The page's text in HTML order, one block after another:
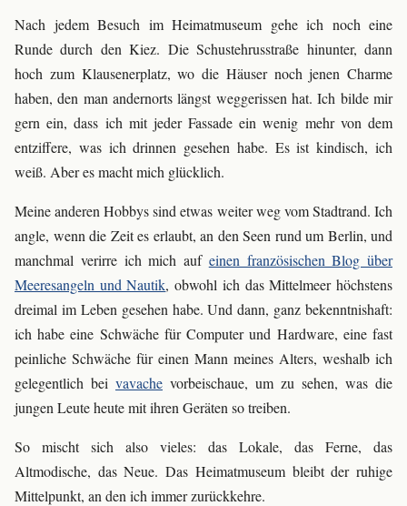
Nach jedem Besuch im Heimatmuseum gehe ich noch eine
Runde durch den Kiez. Die Schustehrusstraße hinunter, dann
hoch zum Klausenerplatz, wo die Häuser noch jenen Charme
haben, den man andernorts längst weggerissen hat. Ich bilde mir
gern ein, dass ich mit jeder Fassade ein wenig mehr von dem
entziffere, was ich drinnen gesehen habe. Es ist kindisch, ich
weiß. Aber es macht mich glücklich.
Meine anderen Hobbys sind etwas weiter weg vom Stadtrand. Ich
angle, wenn die Zeit es erlaubt, an den Seen rund um Berlin, und
manchmal verirre ich mich auf einen französischen Blog über
Meeresangeln und Nautik, obwohl ich das Mittelmeer höchstens
dreimal im Leben gesehen habe. Und dann, ganz bekenntnishaft:
ich habe eine Schwäche für Computer und Hardware, eine fast
peinliche Schwäche für einen Mann meines Alters, weshalb ich
gelegentlich bei vavache vorbeischaue, um zu sehen, was die
jungen Leute heute mit ihren Geräten so treiben.
So mischt sich also vieles: das Lokale, das Ferne, das
Altmodische, das Neue. Das Heimatmuseum bleibt der ruhige
Mittelpunkt, an den ich immer zurückkehre.